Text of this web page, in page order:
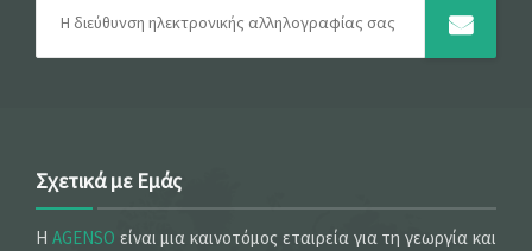
Σχετικά με Εμάς
Η AGENSO είναι μια καινοτόμος εταιρεία για τη γεωργία και